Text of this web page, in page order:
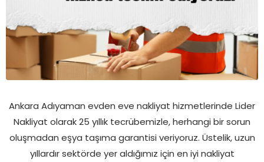
Ankara Adıyaman evden eve nakliyat hizmetlerinde Lider
Nakliyat olarak 25 yıllık tecrübemizle, herhangi bir sorun
oluşmadan eşya taşıma garantisi veriyoruz. Üstelik, uzun
yıllardır sektörde yer aldığımız için en iyi nakliyat